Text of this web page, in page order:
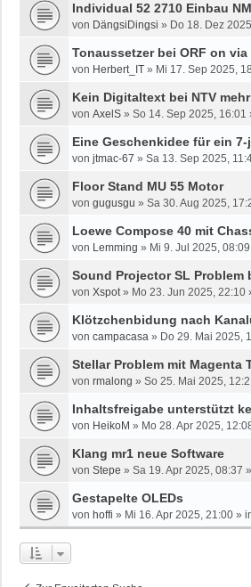
Individual 52 2710 Einbau
von DängsiDingsi » Do 18. Dez
Tonaussetzer bei ORF on via
von Herbert_IT » Mi 17. Sep 2025,
Kein Digitaltext bei NTV mehr
von AxelS » So 14. Sep 2025, 16:01
Eine Geschenkidee für ein
von jtmac-67 » Sa 13. Sep 2025,
Floor Stand MU 55 Motor
von gugusgu » Sa 30. Aug 2025,
Loewe Compose 40 mit
von Lemming » Mi 9. Jul 2025, 08:09
Sound Projector SL
von Xspot» Mo 23. Jun 2025, 22:10
Klötzchenbidung nach
von campacasa » Do 29. Mai 2025,
Stellar Problem mit Magenta
von rmalong » So 25. Mai 2025,
Inhaltsfreigabe unterstützt
von HeikoM » Mo 28. Apr 2025,
Klang mr1 neue Software
von Stepe » Sa 19. Apr 2025, 08:37
Gestapelte OLEDs
von hoffi » Mi 16. Apr 2025, 21:00 »